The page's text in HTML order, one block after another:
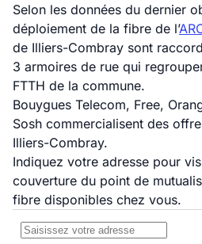
Selon les données du dernier
déploiement de la fibre de l’
de Illiers-Combray sont
3 armoires de rue qui
FTTH de la commune.
Bouygues Telecom, Free,
Sosh commercialisent des
Illiers-Combray.
Indiquez votre adresse pour
couverture du point de
fibre disponibles chez vous.